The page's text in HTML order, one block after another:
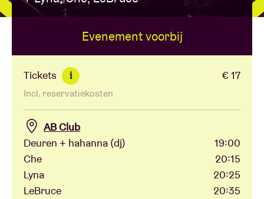
BRDCST
ABtv
Concertcheque
Over AB
Evenement voorbij
Tickets i € 17
Incl. reservatiekosten
AB Club
Deuren + hahanna (dj)
19:00
Che
20:15
Lyna
20:25
LeBruce
20:35